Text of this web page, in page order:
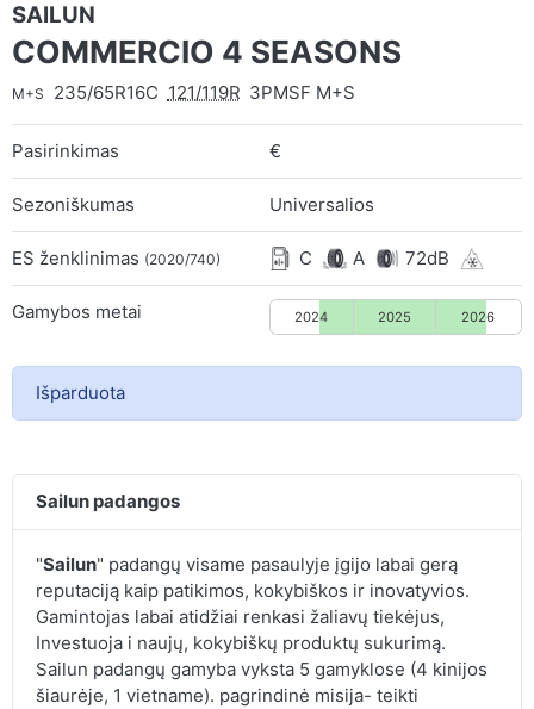
SAILUN
COMMERCIO 4 SEASONS
M+S 235/65R16C 121/119R 3PMSF M+S
Pasirinkimas €
Sezoniškumas Universalios
ES ženklinimas (2020/740) C A 72dB
Gamybos metai 2024 2025 2026
Išparduota
Sailun padangos
"Sailun" padangų visame pasaulyje įgijo labai gerą
reputaciją kaip patikimos, kokybiškos ir inovatyvios.
Gamintojas labai atidžiai renkasi žaliavų tiekėjus,
Investuoja i naujų, kokybiškų produktų sukurimą.
Sailun padangų gamyba vyksta 5 gamyklose (4 kinijos
šiaurėje, 1 vietname). pagrindinė misija- teikti